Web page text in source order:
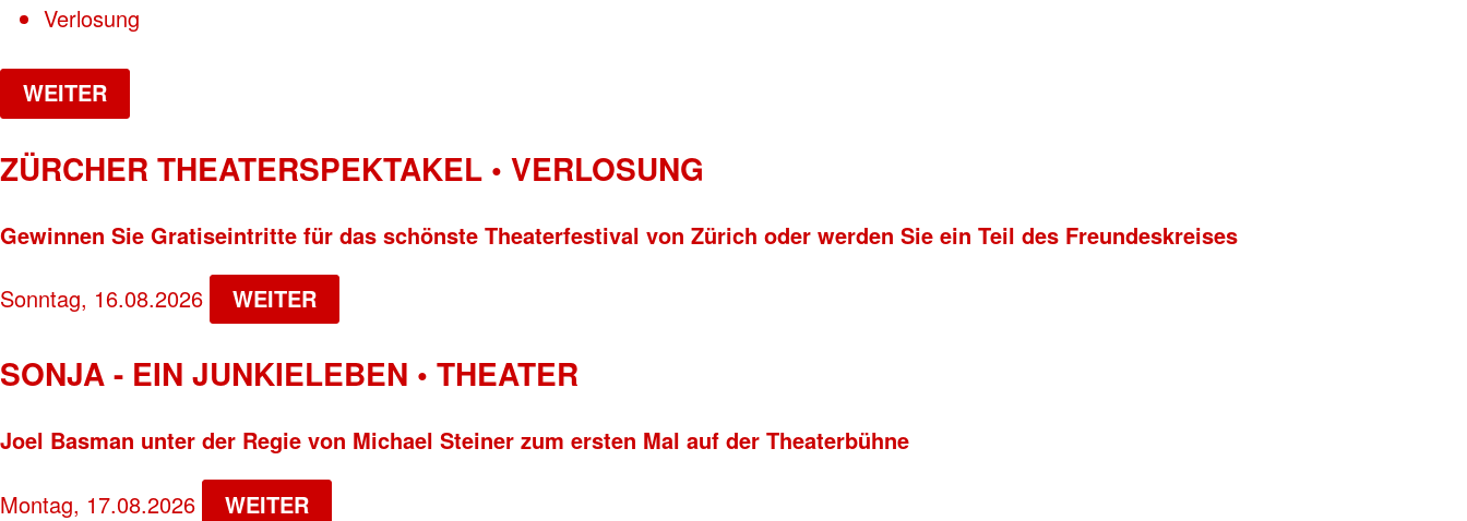
Verlosung
WEITER
ZÜRCHER THEATERSPEKTAKEL • VERLOSUNG
Gewinnen Sie Gratiseintritte für das schönste Theaterfestival von Zürich oder werden Sie ein Teil des Freundeskreises
Sonntag, 16.08.2026 WEITER
SONJA - EIN JUNKIELEBEN • THEATER
Joel Basman unter der Regie von Michael Steiner zum ersten Mal auf der Theaterbühne
Montag, 17.08.2026 WEITER